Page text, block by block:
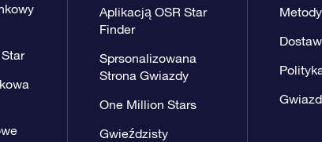
Aplikacją OSR Star
Finder
Sprsonalizowana
Strona Gwiazdy
One Million Stars
Gwieździsty